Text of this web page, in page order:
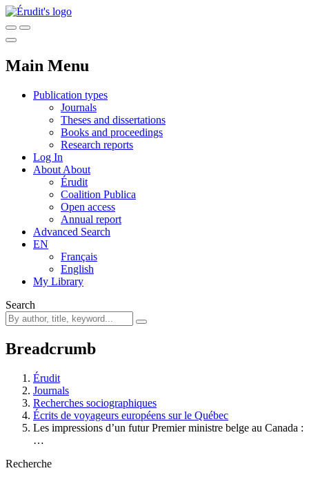
Main Menu
Publication types
Journals
Theses and dissertations
Books and proceedings
Research reports
Log In
About About
Érudit
Coalition Publica
Open access
Annual report
Advanced Search
EN
Français
English
My Library
Search
Breadcrumb
Érudit
Journals
Recherches sociographiques
Écrits de voyageurs européens sur le Québec
Les impressions d’un futur Premier ministre belge au Canada :
…
Recherche